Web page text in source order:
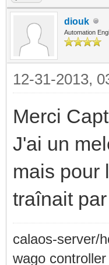
diouk
Automation
12-31-2013,
Merci
J'ai un
mais pour
traînait
calaos-server/
wago